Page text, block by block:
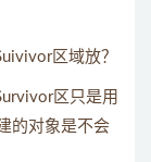
区域放？
区只是用
的对象是不会